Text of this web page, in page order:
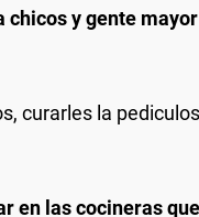
y gente
curarles la
en las cocineras